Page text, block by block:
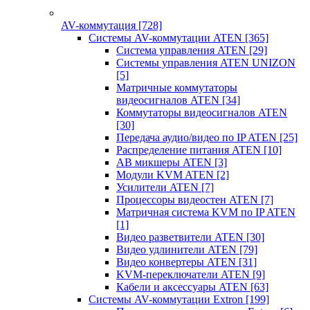
AV-коммутация [728]
Системы AV-коммутации ATEN [365]
Система управления ATEN [29]
Системы управления ATEN UNIZON
[5]
Матричные коммутаторы
видеосигналов ATEN [34]
Коммутаторы видеосигналов ATEN
[30]
Передача аудио/видео по IP ATEN [25]
Распределение питания ATEN [10]
АВ микшеры ATEN [3]
Модули KVM ATEN [2]
Усилители ATEN [7]
Процессоры видеостен ATEN [7]
Матричная система KVM по IP ATEN
[1]
Видео разветвители ATEN [30]
Видео удлинители ATEN [79]
Видео конвертеры ATEN [31]
KVM-переключатели ATEN [9]
Кабели и аксессуары ATEN [63]
Системы AV-коммутации Extron [199]